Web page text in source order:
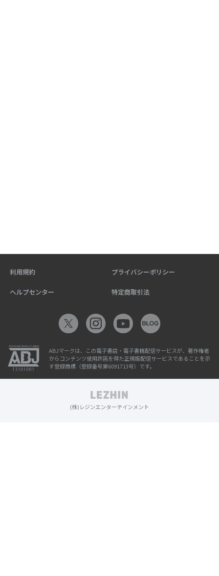
利用規約 プライバシーポリシー
ヘルプセンター 特定商取引法
ABJマークは、この電子書店・電子書籍配信サービスが、著作権者
からコンテンツ使用許諾を得た正規版配信サービスであることを示
す登録商標（登録番号第6091713号）です。
(株)レジンエンターテインメント